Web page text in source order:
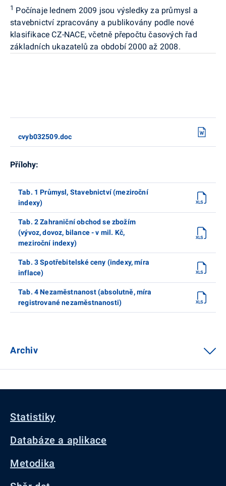
1 Počínaje lednem 2009 jsou výsledky za průmysl a
stavebnictví zpracovány a publikovány podle nové
klasifikace CZ-NACE, včetně přepočtu časových řad
základních ukazatelů za období 2000 až 2008.
cvyb032509.doc
Přílohy:
Tab. 1 Průmysl, Stavebnictví (meziroční
indexy)
Tab. 2 Zahraniční obchod se zbožím
(vývoz, dovoz, bilance - v mil. Kč,
meziroční indexy)
Tab. 3 Spotřebitelské ceny (indexy, míra
inflace)
Tab. 4 Nezaměstnanost (absolutně, míra
registrované nezaměstnanosti)
Archiv
Statistiky
Databáze a aplikace
Metodika